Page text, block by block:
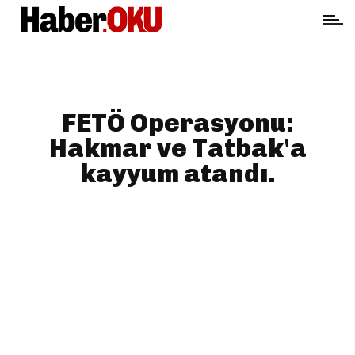
FETÖ Operasyonu:
Hakmar ve Tatbak'a
kayyum atandı.